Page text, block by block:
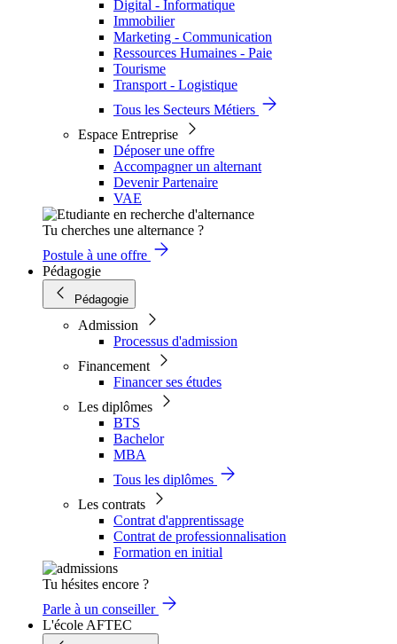
Digital - Informatique
Immobilier
Marketing - Communication
Ressources Humaines - Paie
Tourisme
Transport - Logistique
Tous les Secteurs Métiers
Espace Entreprise
Déposer une offre
Accompagner un alternant
Devenir Partenaire
VAE
Tu cherches une alternance ?
Postule à une offre
Pédagogie
Pédagogie
Admission
Processus d'admission
Financement
Financer ses études
Les diplômes
BTS
Bachelor
MBA
Tous les diplômes
Les contrats
Contrat d'apprentissage
Contrat de professionnalisation
Formation en initial
Tu hésites encore ?
Parle à un conseiller
L'école AFTEC